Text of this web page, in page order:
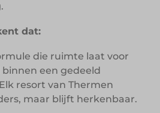
dat:
die ruimte laat voor
een gedeeld
resort van Thermen
maar blijft herkenbaar.